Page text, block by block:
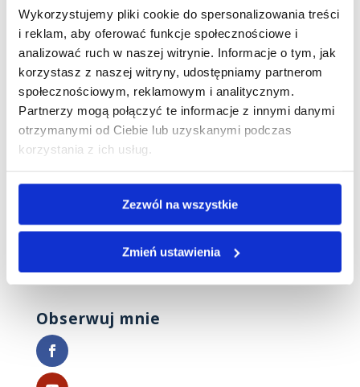
Wykorzystujemy pliki cookie do spersonalizowania treści
i reklam, aby oferować funkcje społecznościowe i
analizować ruch w naszej witrynie. Informacje o tym, jak
korzystasz z naszej witryny, udostępniamy partnerom
społecznościowym, reklamowym i analitycznym.
Partnerzy mogą połączyć te informacje z innymi danymi
otrzymanymi od Ciebie lub uzyskanymi podczas
korzystania z ich usług.
Zezwól na wszystkie
Zmień ustawienia
okołoświąteczny. Kiedy zbliżają się Święta
Bożego Narodzenia, przychodzi do nas czasami
refleksja, dlaczego świąteczny czas jest dla
jednych wyczekiwaną uroczystością, a dla...
Rozmówki świąteczne, czyli jak
czerpać przyjemność z obecności
bliskich przy stole wigilijnym.
przekonania i historie życiowe. W tym czasie,
pełnym ciepła i rodzinnej atmosfery, kryją się
też potencjalne pułapki komunikacyjne, które
mogą prowadzić do spięć. Wyobraźmy sobie...
Obserwuj mnie